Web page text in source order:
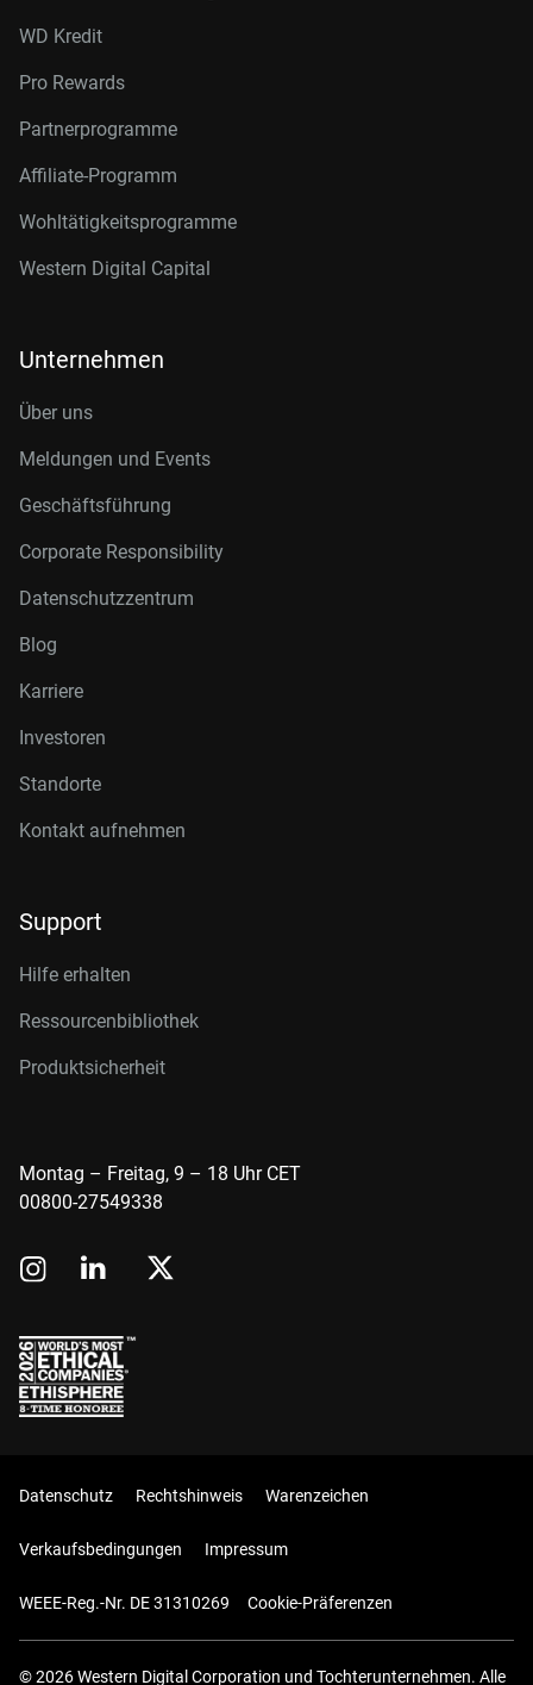
WD Kredit
Pro Rewards
Partnerprogramme
Affiliate-Programm
Wohltätigkeitsprogramme
Western Digital Capital
Unternehmen
Über uns
Meldungen und Events
Geschäftsführung
Corporate Responsibility
Datenschutzzentrum
Blog
Karriere
Investoren
Standorte
Kontakt aufnehmen
Support
Hilfe erhalten
Ressourcenbibliothek
Produktsicherheit
Montag – Freitag, 9 – 18 Uhr CET
00800-27549338
Datenschutz Rechtshinweis Warenzeichen
Verkaufsbedingungen Impressum
WEEE-Reg.-Nr. DE 31310269 Cookie-Präferenzen
© 2026 Western Digital Corporation und Tochterunternehmen. Alle